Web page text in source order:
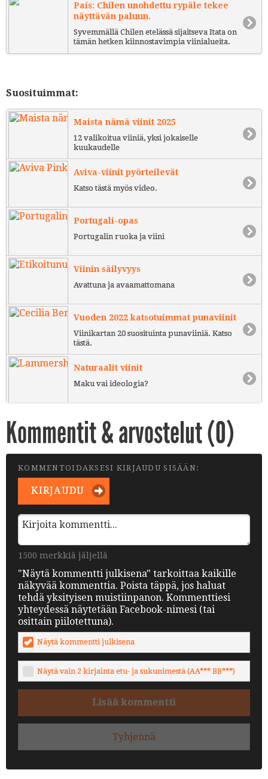
País: Chilen unohdettu rypäle tekee
näyttävän paluun.
Syvemmällä Chilen etelässä sijaitseva Itata on
tämän hetken kiinnostavimpia viinialueita.
Suosituimmat:
Maista nämä viinit 2025
12 valikoitua viiniä, yksi jokaiselle
kuukaudelle
Aviva-viinit pyörteilevät
Katso tästä myös video.
Portugali-opas
Portugalin ruoka ja viini
Viinin säilyvyys
Avattuna ja avaamattomana
Vuoden 2022 katsotuimmat punaviinit
Viinikartan 20 suosituinta punaviiniä. Katso
tästä.
Naturaalit viinit
Maku vai ideologia?
Kommentit & arvostelut (0)
KOMMENTOIDAKSESI KIRJAUDU SISÄÄN:
KIRJAUDU
1500 merkkiä jäljellä
"Näytä kommentti julkisena" tarkoittaa kaikille
näkyvää kommenttia. Poista täppä, jos haluat
tehdä yksityisen muistiinpanon. Kommenttiesi
yhteydessä näytetään Facebook-nimesi (tai
osittain piilotettuna).
Näytä kommentti julkisena
Näytä vain 2 kirjainta etu- ja sukunimestä (AA*** BB***)
Lisää kommentti
Tyhjennä